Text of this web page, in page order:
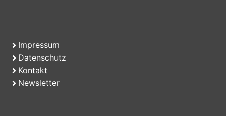
Impressum
Datenschutz
Kontakt
Newsletter